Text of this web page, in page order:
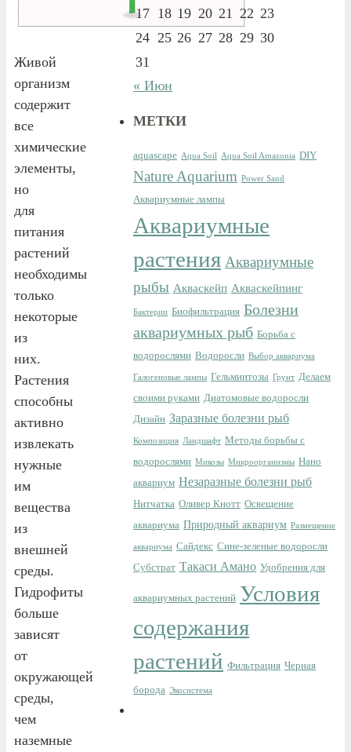
Живой
организм
содержит
все
химические
элементы,
но
для
питания
растений
необходимы
только
некоторые
из
них.
Растения
способны
активно
извлекать
нужные
им
вещества
из
внешней
среды.
Гидрофиты
больше
зависят
от
окружающей
среды,
чем
наземные
17 18 19 20 21 22 23
24 25 26 27 28 29 30
31
« Июн
МЕТКИ
aquascape Aqua Soil Aqua Soil Amazonia DIY
Nature Aquarium Power Sand
Аквариумные лампы
Аквариумные
растения Аквариумные
рыбы Акваскейп Акваскейпинг
Бактерии Биофильтрация Болезни
аквариумных рыб Борьба с
водорослями Водоросли Выбор аквариума
Галогеновые лампы Гельминтозы Грунт Делаем
своими руками Диатомовые водоросли
Дизайн Заразные болезни рыб
Композиция Ландшафт Методы борьбы с
водорослями Микозы Микроорганизмы Нано
аквариум Незаразные болезни рыб
Нитчатка Оливер Кнотт Освещение
аквариума Природный аквариум Размещение
аквариума Сайдекс Сине-зеленые водоросли
Субстрат Такаси Амано Удобрения для
аквариумных растений Условия
содержания
растений Фильтрация Черная
борода Экосистема